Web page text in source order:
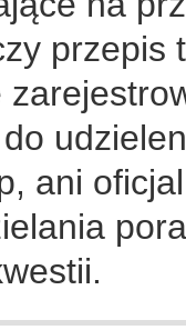
przepis
ani